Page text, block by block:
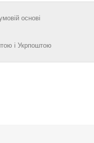
основі
і Укрпоштою